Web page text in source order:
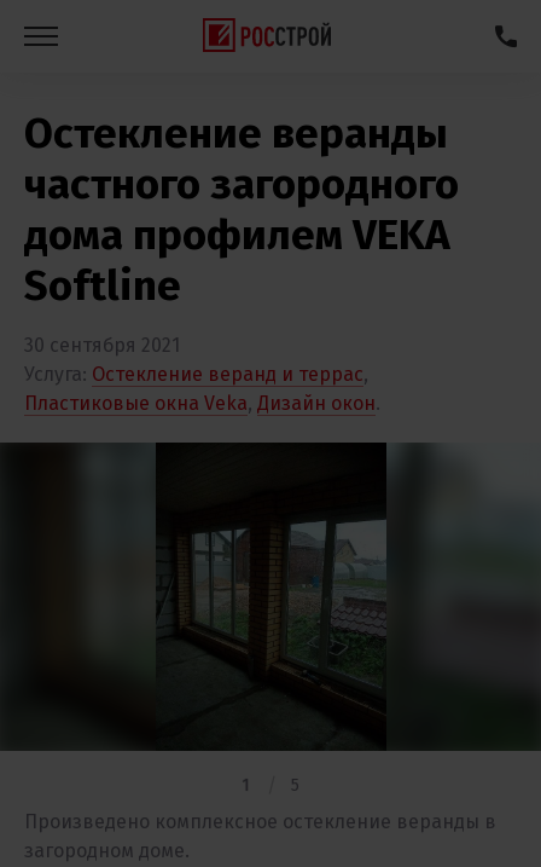
Остекление веранды
частного загородного
дома профилем VEKA
Softline
30 сентября 2021
Услуга: Остекление веранд и террас,
Пластиковые окна Veka, Дизайн окон.
1 5
Произведено комплексное остекление веранды в
загородном доме.